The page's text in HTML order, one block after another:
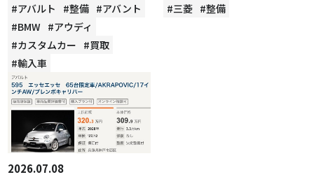
#アバルト #整備 #アバント
#BMW #アウディ
#カスタムカー #買取
#輸入車
#三菱 #整備
2026.07.08